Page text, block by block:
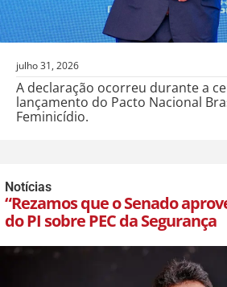
julho 31, 2026
A declaração ocorreu durante a
lançamento do Pacto Nacional
Feminicídio.
Notícias
“Rezamos que o Senado
do PI sobre PEC da Segurança